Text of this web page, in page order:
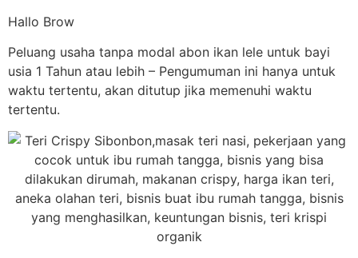
Hallo Brow
Peluang usaha tanpa modal abon ikan lele untuk bayi
usia 1 Tahun atau lebih – Pengumuman ini hanya untuk
waktu tertentu, akan ditutup jika memenuhi waktu
tertentu.